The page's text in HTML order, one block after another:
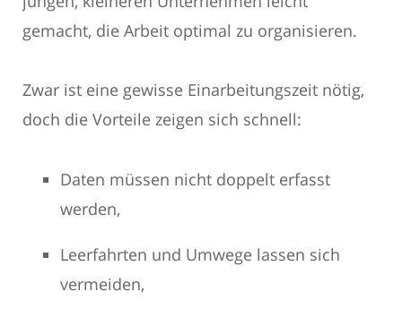
gemacht, die Arbeit optimal zu organisieren.
Zwar ist eine gewisse Einarbeitungszeit nötig,
doch die Vorteile zeigen sich schnell:
Daten müssen nicht doppelt erfasst
werden,
Leerfahrten und Umwege lassen sich
vermeiden,